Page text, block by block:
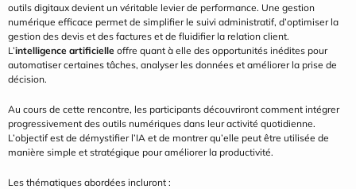
outils digitaux devient un véritable levier de performance. Une gestion
numérique efficace permet de simplifier le suivi administratif, d’optimiser la
gestion des devis et des factures et de fluidifier la relation client.
L’intelligence artificielle offre quant à elle des opportunités inédites pour
automatiser certaines tâches, analyser les données et améliorer la prise de
décision.
Au cours de cette rencontre, les participants découvriront comment intégrer
progressivement des outils numériques dans leur activité quotidienne.
L’objectif est de démystifier l’IA et de montrer qu’elle peut être utilisée de
manière simple et stratégique pour améliorer la productivité.
Les thématiques abordées incluront :